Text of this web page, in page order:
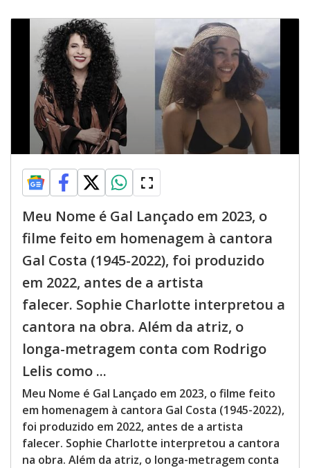
Meu Nome é Gal Lançado em 2023, o
filme feito em homenagem à cantora
Gal Costa (1945-2022), foi produzido
em 2022, antes de a artista
falecer. Sophie Charlotte interpretou a
cantora na obra. Além da atriz, o
longa-metragem conta com Rodrigo
Lelis como ...
Meu Nome é Gal Lançado em 2023, o filme feito
em homenagem à cantora Gal Costa (1945-2022),
foi produzido em 2022, antes de a artista
falecer. Sophie Charlotte interpretou a cantora
na obra. Além da atriz, o longa-metragem conta